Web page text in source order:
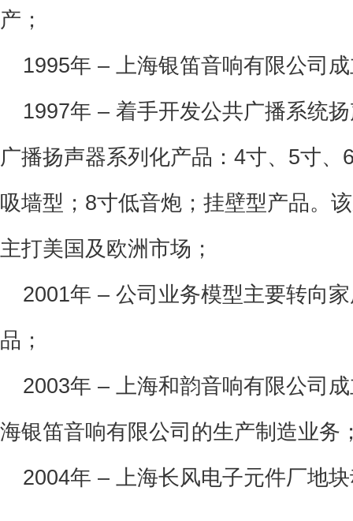
产；
年 – 上海银笛音响有限公司
年 – 着手开发公共广播系统
广播扬声器系列化产品：4寸、5寸
吸墙型；8寸低音炮；挂壁型产品。
主打美国及欧洲市场；
年 – 公司业务模型主要转向
品；
年 – 上海和韵音响有限公司
海银笛音响有限公司的生产制造业务
年 – 上海长风电子元件厂地